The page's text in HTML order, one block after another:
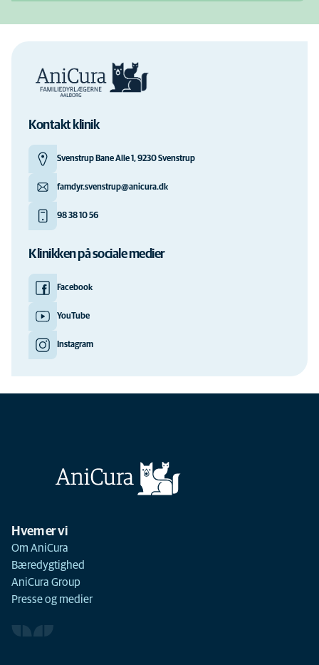
Kontakt klinik
Svenstrup Bane Alle 1, 9230 Svenstrup
famdyr.svenstrup@anicura.dk
98 38 10 56
Klinikken på sociale medier
Facebook
YouTube
Instagram
Hvem er vi
Om AniCura
Bæredygtighed
AniCura Group
Presse og medier